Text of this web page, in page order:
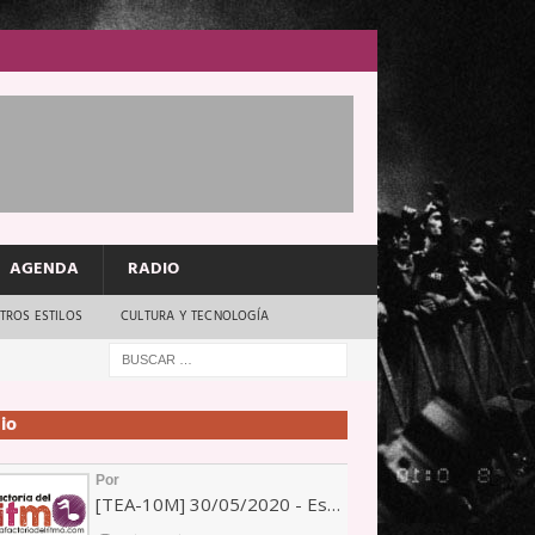
AGENDA RADIO
ESTILOS CULTURA Y TECNOLOGÍA